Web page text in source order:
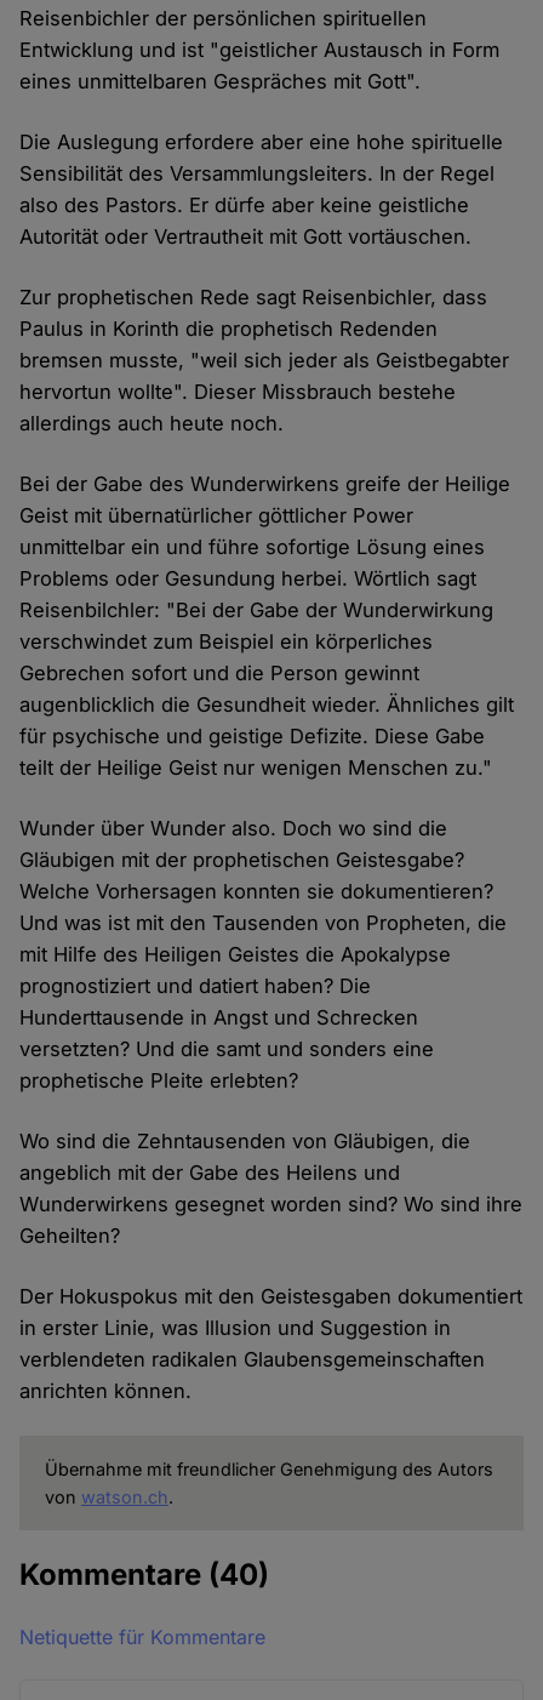
Reisenbichler der persönlichen spirituellen
Entwicklung und ist "geistlicher Austausch in Form
eines unmittelbaren Gespräches mit Gott".
Die Auslegung erfordere aber eine hohe spirituelle
Sensibilität des Versammlungsleiters. In der Regel
also des Pastors. Er dürfe aber keine geistliche
Autorität oder Vertrautheit mit Gott vortäuschen.
Zur prophetischen Rede sagt Reisenbichler, dass
Paulus in Korinth die prophetisch Redenden
bremsen musste, "weil sich jeder als Geistbegabter
hervortun wollte". Dieser Missbrauch bestehe
allerdings auch heute noch.
Bei der Gabe des Wunderwirkens greife der Heilige
Geist mit übernatürlicher göttlicher Power
unmittelbar ein und führe sofortige Lösung eines
Problems oder Gesundung herbei. Wörtlich sagt
Reisenbilchler: "Bei der Gabe der Wunderwirkung
verschwindet zum Beispiel ein körperliches
Gebrechen sofort und die Person gewinnt
augenblicklich die Gesundheit wieder. Ähnliches gilt
für psychische und geistige Defizite. Diese Gabe
teilt der Heilige Geist nur wenigen Menschen zu."
Wunder über Wunder also. Doch wo sind die
Gläubigen mit der prophetischen Geistesgabe?
Welche Vorhersagen konnten sie dokumentieren?
Und was ist mit den Tausenden von Propheten, die
mit Hilfe des Heiligen Geistes die Apokalypse
prognostiziert und datiert haben? Die
Hunderttausende in Angst und Schrecken
versetzten? Und die samt und sonders eine
prophetische Pleite erlebten?
Wo sind die Zehntausenden von Gläubigen, die
angeblich mit der Gabe des Heilens und
Wunderwirkens gesegnet worden sind? Wo sind ihre
Geheilten?
Der Hokuspokus mit den Geistesgaben dokumentiert
in erster Linie, was Illusion und Suggestion in
verblendeten radikalen Glaubensgemeinschaften
anrichten können.
Übernahme mit freundlicher Genehmigung des Autors
von watson.ch.
Kommentare (40)
Netiquette für Kommentare